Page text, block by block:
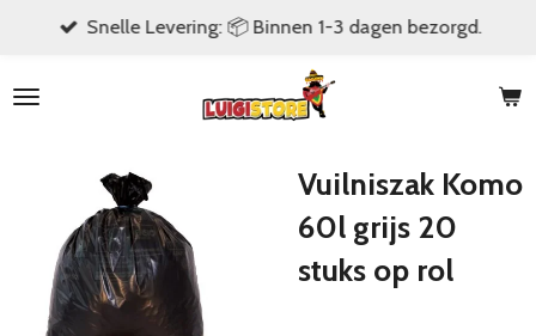
naar
Snelle Levering: 📦 Binnen 1-3 dagen bezorgd.
Vuilniszak Komo
60l grijs 20
stuks op rol